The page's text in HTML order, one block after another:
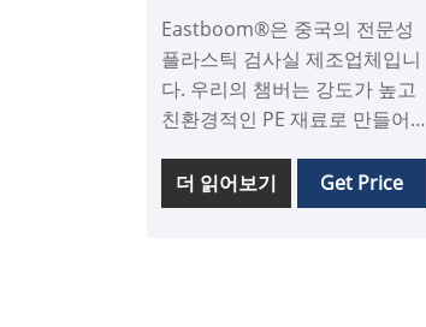
Eastboom®은 중국의 전문성
플라스틱 검사실 제조업체입니
다. 우리의 챔버는 강도가 높고
친환경적인 PE 재료로 만들어
용량을 갖추고 물에 단단히 밀
봉하며 설치하기 쉽습니다. 주
더 읽어보기 Get Price